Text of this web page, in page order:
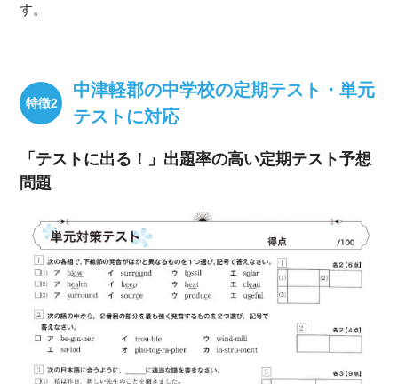
す。
中津軽郡の中学校の定期テスト・単元
テストに対応
「テストに出る！」出題率の高い定期テスト予想
問題